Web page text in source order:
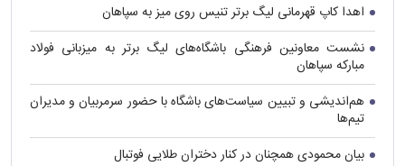
اهدا کاپ قهرمانی لیگ برتر تنیس روی میز به سپاهان
نشست معاونین فرهنگی باشگاه‌های لیگ برتر به میزبانی فولاد
مبارکه سپاهان
هم‌اندیشی و تبیین سیاست‌های باشگاه با حضور سرمربیان و مدیران
تیم‌ها
بیان محمودی همچنان در کنار دختران طلایی فوتبال